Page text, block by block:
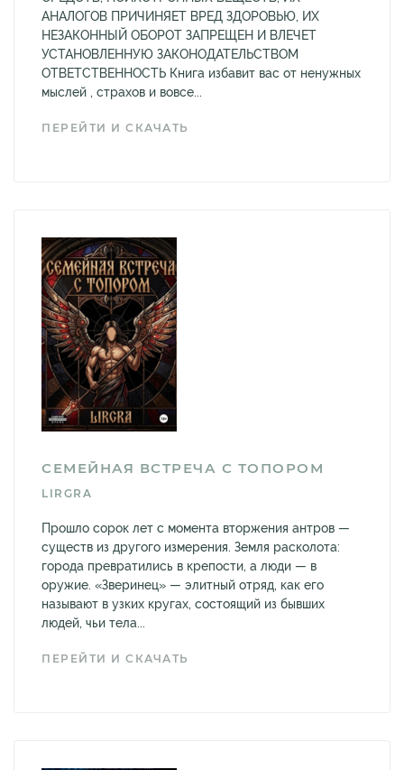
АНАЛОГОВ ПРИЧИНЯЕТ ВРЕД ЗДОРОВЬЮ, ИХ
НЕЗАКОННЫЙ ОБОРОТ ЗАПРЕЩЕН И ВЛЕЧЕТ
УСТАНОВЛЕННУЮ ЗАКОНОДАТЕЛЬСТВОМ
ОТВЕТСТВЕННОСТЬ Книга избавит вас от ненужных
мыслей , страхов и вовсе...
ПЕРЕЙТИ И СКАЧАТЬ
СЕМЕЙНАЯ ВСТРЕЧА С ТОПОРОМ
LIRGRA
Прошло сорок лет с момента вторжения антров —
существ из другого измерения. Земля расколота:
города превратились в крепости, а люди — в
оружие. «Зверинец» — элитный отряд, как его
называют в узких кругах, состоящий из бывших
людей, чьи тела...
ПЕРЕЙТИ И СКАЧАТЬ